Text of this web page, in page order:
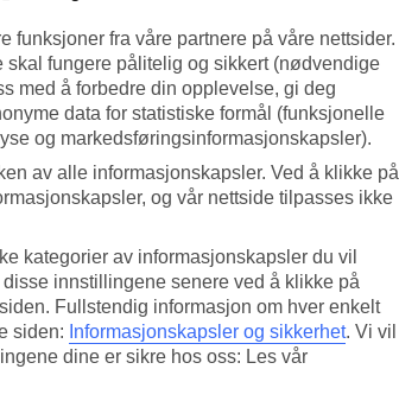
funksjoner fra våre partnere på våre nettsider.
skal fungere pålitelig og sikkert (nødvendige
med å forbedre din opplevelse, gi deg
data for statistiske formål (funksjonelle
og markedsføringsinformasjonskapsler).
av alle informasjonskapsler. Ved å klikke på
og vår nettside tilpasses ikke
kategorier av informasjonskapsler du vil
innstillingene senere ved å klikke på
Fullstendig informasjon om hver enkelt
siden: Informasjonskapsler og sikkerhet. Vi vil
dine er sikre hos oss: Les vår